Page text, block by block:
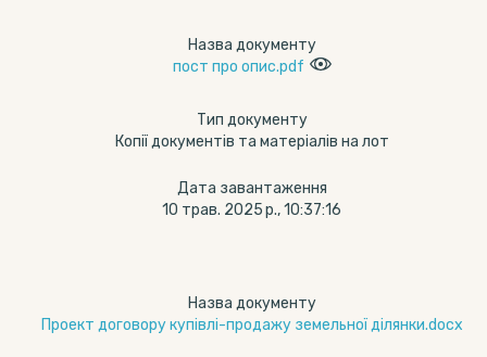
Назва документу
пост про опис.pdf
Тип документу
Копії документів та матеріалів на лот
Дата завантаження
10 трав. 2025 р., 10:37:16
Назва документу
Проект договору купівлі-продажу земельної ділянки.docx